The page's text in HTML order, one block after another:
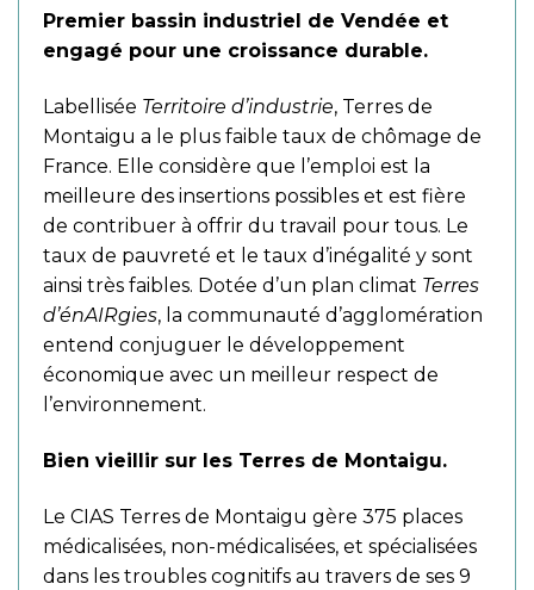
Premier bassin industriel de Vendée et
engagé pour une croissance durable.
Labellisée Territoire d’industrie, Terres de
Montaigu a le plus faible taux de chômage de
France. Elle considère que l’emploi est la
meilleure des insertions possibles et est fière
de contribuer à offrir du travail pour tous. Le
taux de pauvreté et le taux d’inégalité y sont
ainsi très faibles. Dotée d’un plan climat Terres
d’énAIRgies, la communauté d’agglomération
entend conjuguer le développement
économique avec un meilleur respect de
l’environnement.
Bien vieillir sur les Terres de Montaigu.
Le CIAS Terres de Montaigu gère 375 places
médicalisées, non-médicalisées, et spécialisées
dans les troubles cognitifs au travers de ses 9